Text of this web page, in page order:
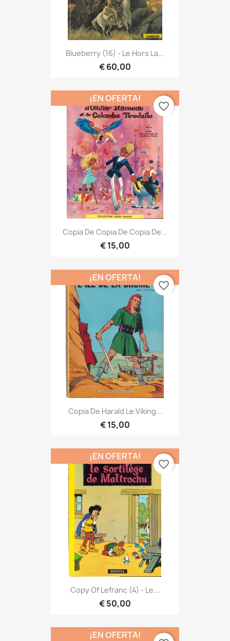
Blueberry (16) - Le Hors La...
€ 60,00
Copia De Copia De Copia De...
€ 15,00
¡EN OFERTA!
favorite_border
Copia De Harald Le Viking...
€ 15,00
¡EN OFERTA!
favorite_border
Copy Of Lefranc (4) - Le...
€ 50,00
¡EN OFERTA!
favorite_border
¡EN OFERTA!